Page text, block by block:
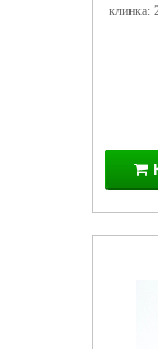
клинка: